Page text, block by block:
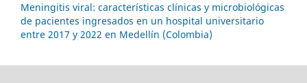
Meningitis viral: características clínicas y microbiológicas
de pacientes ingresados en un hospital universitario
entre 2017 y 2022 en Medellín (Colombia)